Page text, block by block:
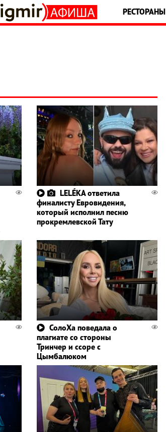
РЕСТОРАНЫ
LELÉKA ответила
финалисту Евровидения,
который исполнил песню
прокремлевской Тату
СолоХа поведала о
плагиате со стороны
Тринчер и ссоре с
Цымбалюком